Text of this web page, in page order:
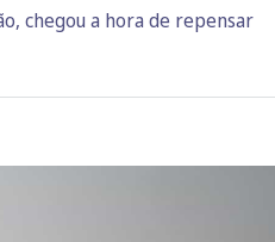
chegou a hora de repensar